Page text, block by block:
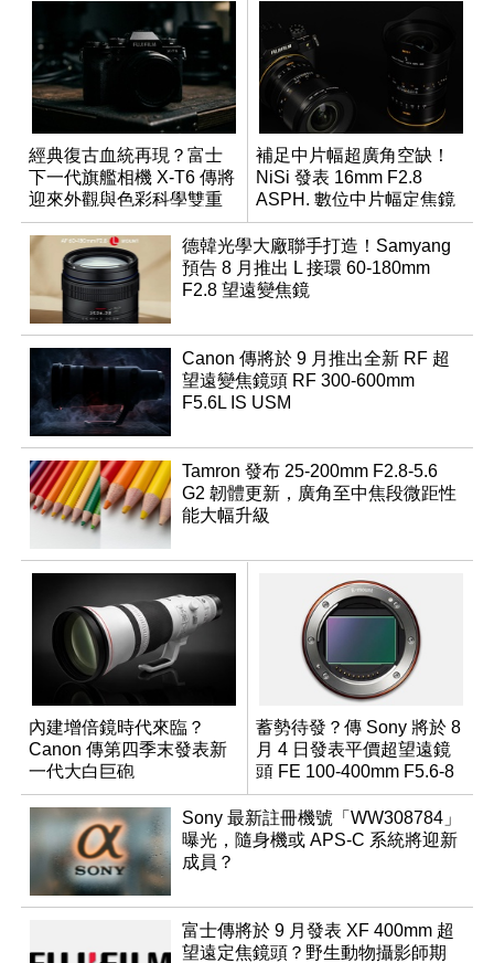
經典復古血統再現？富士
下一代旗艦相機 X-T6 傳將
迎來外觀與色彩科學雙重
優化
補足中片幅超廣角空缺！
NiSi 發表 16mm F2.8
ASPH. 數位中片幅定焦鏡
德韓光學大廠聯手打造！Samyang
預告 8 月推出 L 接環 60-180mm
F2.8 望遠變焦鏡
Canon 傳將於 9 月推出全新 RF 超
望遠變焦鏡頭 RF 300-600mm
F5.6L IS USM
Tamron 發布 25-200mm F2.8-5.6
G2 韌體更新，廣角至中焦段微距性
能大幅升級
內建增倍鏡時代來臨？
Canon 傳第四季末發表新
一代大白巨砲
蓄勢待發？傳 Sony 將於 8
月 4 日發表平價超望遠鏡
頭 FE 100-400mm F5.6-8
Sony 最新註冊機號「WW308784」
曝光，隨身機或 APS-C 系統將迎新
成員？
富士傳將於 9 月發表 XF 400mm 超
望遠定焦鏡頭？野生動物攝影師期